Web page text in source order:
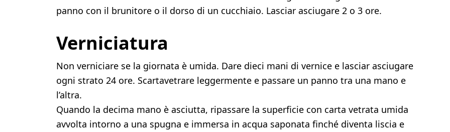
panno con il brunitore o il dorso di un cucchiaio. Lasciar asciugare 2 o 3 ore.
Verniciatura
Non verniciare se la giornata è umida. Dare dieci mani di vernice e lasciar asciugare
ogni strato 24 ore. Scartavetrare leggermente e passare un panno tra una mano e
l’altra.
Quando la decima mano è asciutta, ripassare la superficie con carta vetrata umida
avvolta intorno a una spugna e immersa in acqua saponata finché diventa liscia e